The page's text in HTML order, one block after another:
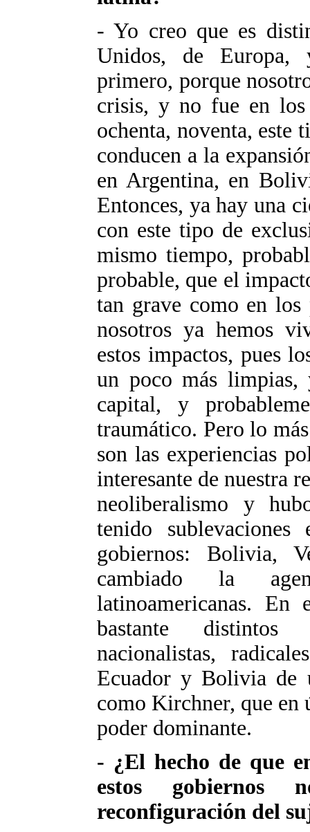
- Yo creo que es
Unidos, de Europa,
primero, porque
crisis, y no fue en
ochenta, noventa, este
conducen a la
en Argentina, en
Entonces, ya hay una
con este tipo de
mismo tiempo,
probable, que el
tan grave como en los
nosotros ya hemos
estos impactos, pues
un poco más limpias,
capital, y
traumático. Pero lo
son las experiencias
interesante de nuestra
neoliberalismo y
tenido
gobiernos: Bolivia,
cambiado la
latinoamericanas.
bastante distintos
nacionalistas,
Ecuador y Bolivia de
como Kirchner, que en
poder dominante.
- ¿El hecho de que
estos
reconfiguración del